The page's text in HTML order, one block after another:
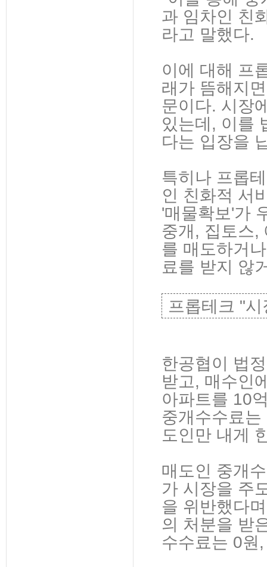
과 임차인 친
라고 말했다.
이에 대해 프
래가 뜸해지
문이다. 시장
있는데, 이를
다는 입장을
특히나 프롭
인 친화적 서
'매물확보'가
중개, 집토스,
를 매도하거
료를 받지 않
프롭테크 "
한공협이 법
받고, 매수인
아파트를 10
중개수수료
도인만 내게
매도인 중개
가 시장을 주
을 위반했다
의 처분을 받
수수료는 0원